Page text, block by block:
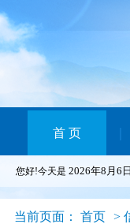
首 页
您好!今天是 2026年8月6
当前页面： 首页 >